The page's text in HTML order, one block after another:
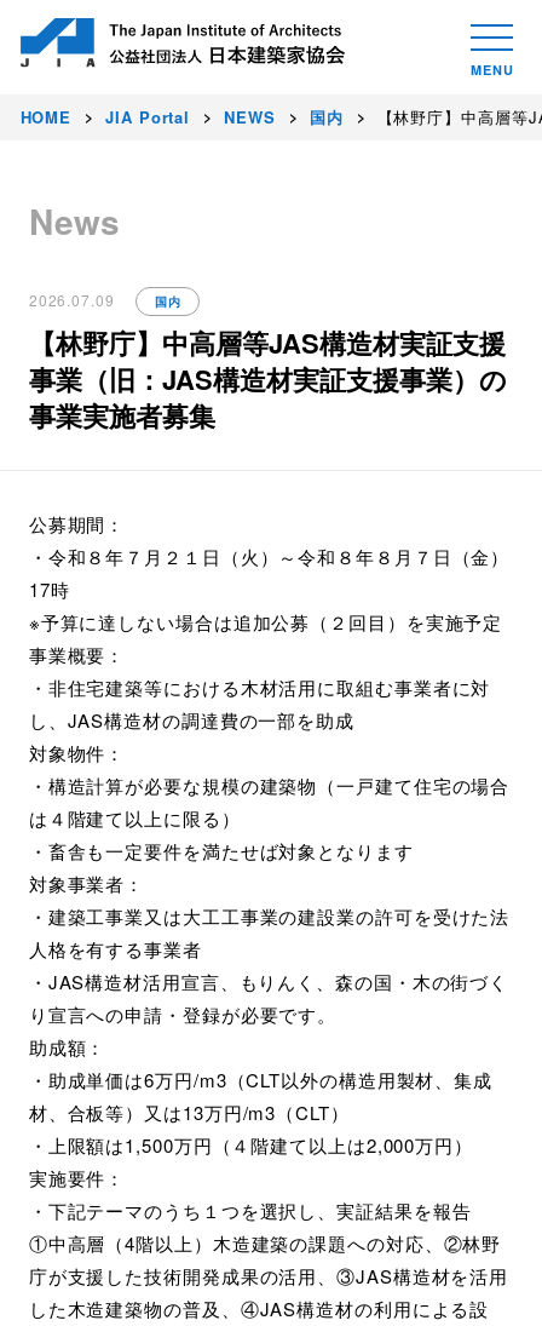
HOME JIA Portal NEWS 国内 【林野庁】中高層
News
2026.07.09 国内
【林野庁】中高層等JAS構造材実証支援
事業（旧：JAS構造材実証支援事業）の
事業実施者募集
公募期間：
・令和８年７月２１日（火）～令和８年８月７日（金）
17時
※予算に達しない場合は追加公募（２回目）を実施予定
事業概要：
・非住宅建築等における木材活用に取組む事業者に対
し、JAS構造材の調達費の一部を助成
対象物件：
・構造計算が必要な規模の建築物（一戸建て住宅の場合
は４階建て以上に限る）
・畜舎も一定要件を満たせば対象となります
対象事業者：
・建築工事業又は大工工事業の建設業の許可を受けた法
人格を有する事業者
・JAS構造材活用宣言、もりんく、森の国・木の街づく
り宣言への申請・登録が必要です。
助成額：
・助成単価は6万円/m3（CLT以外の構造用製材、集成
材、合板等）又は13万円/m3（CLT）
・上限額は1,500万円（４階建て以上は2,000万円）
実施要件：
・下記テーマのうち１つを選択し、実証結果を報告
①中高層（4階以上）木造建築の課題への対応、②林野
庁が支援した技術開発成果の活用、③JAS構造材を活用
した木造建築物の普及、④JAS構造材の利用による設